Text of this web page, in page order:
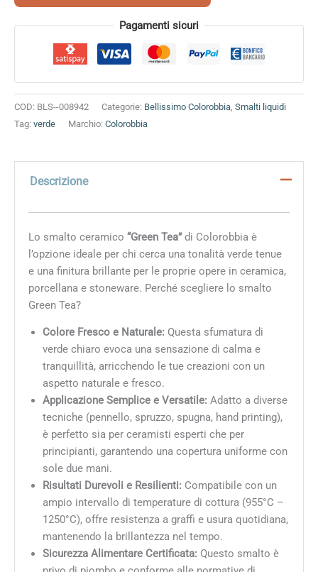
Alternative: Pagamenti sicuri
COD: BLS--008942 Categorie: Bellissimo Colorobbia, Smalti liquidi
Tag: verde Marchio: Colorobbia
Descrizione
Lo smalto ceramico “Green Tea”di Colorobbia è
l’opzione ideale per chi cerca una tonalità verde tenue
e una finitura brillante per le proprie opere in ceramica,
porcellana e stoneware. Perché scegliere lo smalto
Green Tea?
Colore Fresco e Naturale: Questa sfumatura di
verde chiaro evoca una sensazione di calma e
tranquillità, arricchendo le tue creazioni con un
aspetto naturale e fresco.
Applicazione Semplice e Versatile: Adatto a diverse
tecniche (pennello, spruzzo, spugna, hand printing),
è perfetto sia per ceramisti esperti che per
principianti, garantendo una copertura uniforme con
sole due mani.
Risultati Durevoli e Resilienti: Compatibile con un
ampio intervallo di temperature di cottura (955°C –
1250°C), offre resistenza a graffi e usura quotidiana,
mantenendo la brillantezza nel tempo.
Sicurezza Alimentare Certificata: Questo smalto è